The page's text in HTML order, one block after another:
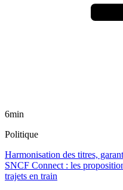
6min
Politique
Harmonisation des titres,
SNCF Connect : les
trajets en train